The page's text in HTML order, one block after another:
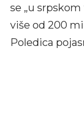
se „u
više od 200
Poledica